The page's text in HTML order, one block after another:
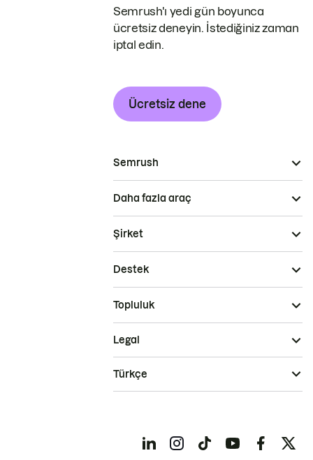
Semrush'ı yedi gün boyunca
ücretsiz deneyin. İstediğiniz zaman
iptal edin.
Ücretsiz dene
Semrush
Daha fazla araç
Şirket
Destek
Topluluk
Legal
Türkçe